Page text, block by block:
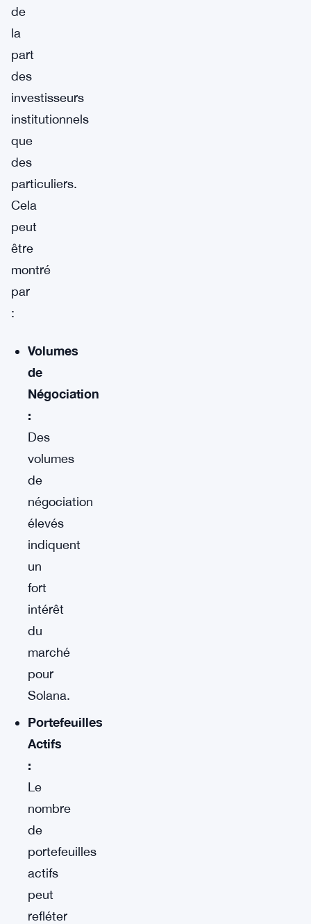
de
la
part
des
investisseurs
institutionnels
que
des
particuliers.
Cela
peut
être
montré
par
:
Volumes
de
Négociation
:
Des
volumes
de
négociation
élevés
indiquent
un
fort
intérêt
du
marché
pour
Solana.
Portefeuilles
Actifs
:
Le
nombre
de
portefeuilles
actifs
peut
refléter